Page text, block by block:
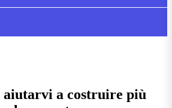
aiutarvi a costruire più